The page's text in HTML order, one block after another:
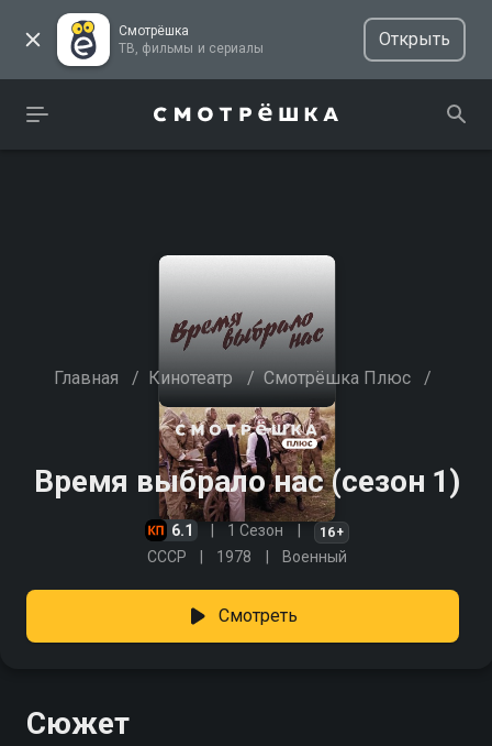
Смотрёшка
ТВ, фильмы и сериалы
Открыть
Главная / Кинотеатр / Смотрёшка Плюс /
Время выбрало нас (сезон 1)
6.1 1 Сезон 16+
СССР 1978 Военный
Смотреть
Сюжет